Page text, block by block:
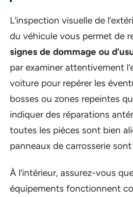
L’inspection visuelle de
du véhicule vous permet de
signes de dommage ou
par examiner attentivement
voiture pour repérer les
bosses ou zones repeintes
indiquer des réparations
toutes les pièces sont bien
panneaux de carrosserie
À l’intérieur, assurez-vous
équipements fonctionnent